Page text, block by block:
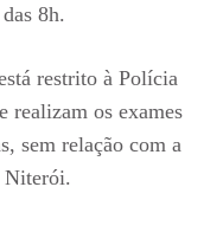
8h.
restrito à Polícia
os exames
sem relação com a
Niterói.